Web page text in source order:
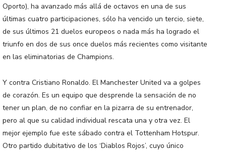
Oporto), ha avanzado más allá de octavos en una de sus
últimas cuatro participaciones, sólo ha vencido un tercio, siete,
de sus últimos 21 duelos europeos o nada más ha logrado el
triunfo en dos de sus once duelos más recientes como visitante
en las eliminatorias de Champions.
Y contra Cristiano Ronaldo. El Manchester United va a golpes
de corazón. Es un equipo que desprende la sensación de no
tener un plan, de no confiar en la pizarra de su entrenador,
pero al que su calidad individual rescata una y otra vez. El
mejor ejemplo fue este sábado contra el Tottenham Hotspur.
Otro partido dubitativo de los ‘Diablos Rojos’, cuyo único